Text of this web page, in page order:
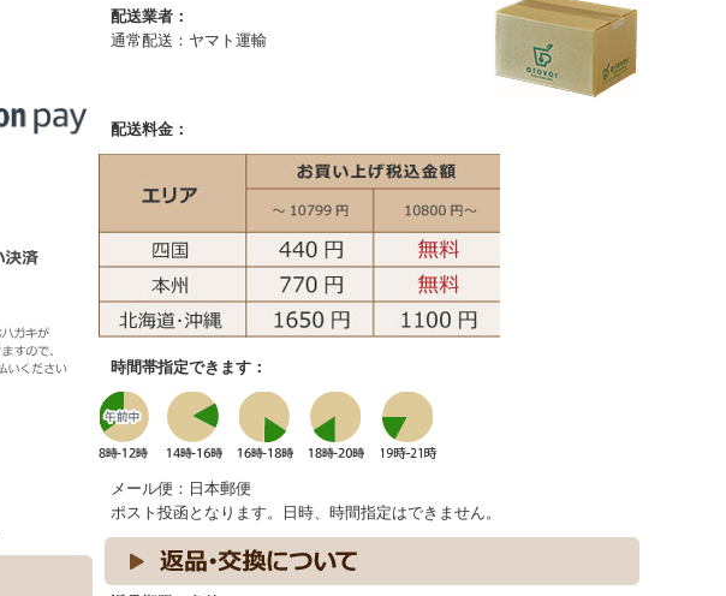
配送業者：
通常配送：ヤマト運輸
配送料金：
時間帯指定できます：
メール便：日本郵便
ポスト投函となります。日時、時間指定はできません。